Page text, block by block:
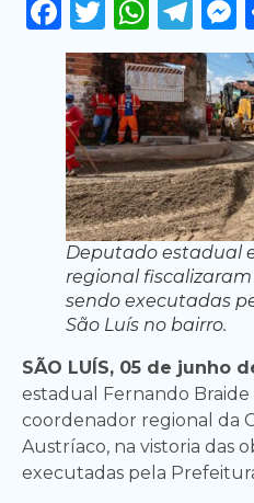
Facebook
Twitter
Deputado estadual
regional
sendo executadas
São Luís no bairro.
SÃO LUÍS, 05 de junho
estadual Fernando
coordenador regional da
Austríaco, na vistoria das
executadas pela